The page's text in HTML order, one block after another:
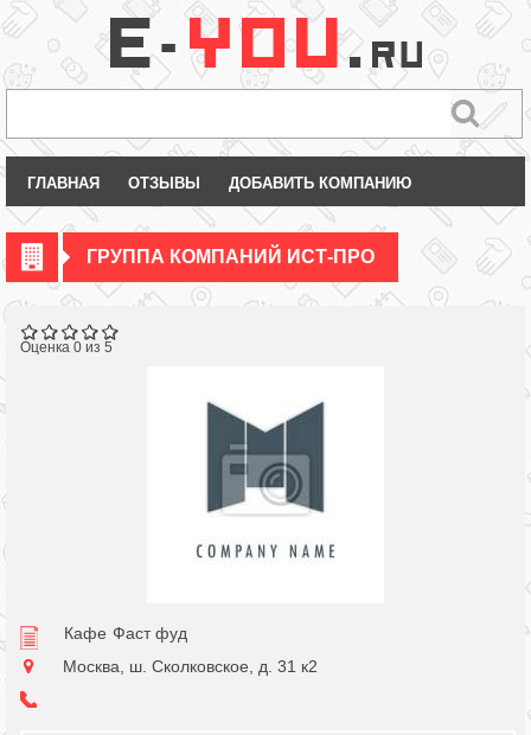
ГЛАВНАЯ ОТЗЫВЫ ДОБАВИТЬ КОМПАНИЮ
ГРУППА КОМПАНИЙ ИСТ-ПРО
Оценка 0 из 5
Кафе Фаст фуд
Москва, ш. Сколковское, д. 31 к2